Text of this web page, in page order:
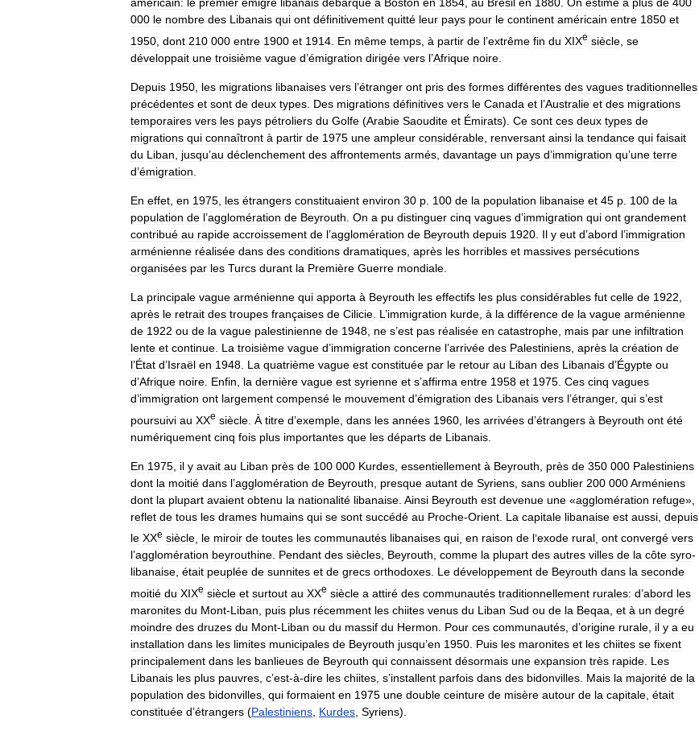
américain: le premier émigré libanais débarque à Boston en 1854, au Brésil en 1880. On estime à plus de 400
000 le nombre des Libanais qui ont définitivement quitté leur pays pour le continent américain entre 1850 et
1950 dont 210 000 entre 1900 et 1914 En même temps à partir de l’extrême fin du XIXe siècle se
développait une troisième vague d’émigration dirigée vers l’Afrique noire
Depuis 1950 les migrations libanaises vers l’étranger ont pris des formes différentes des vagues traditionnelles
précédentes et sont de deux types Des migrations définitives vers le Canada et l’Australie et des migrations
temporaires vers les pays pétroliers du Golfe (Arabie Saoudite et Émirats). Ce sont ces deux types de
migrations qui connaîtront à partir de 1975 une ampleur considérable renversant ainsi la tendance qui faisait
du Liban jusqu’au déclenchement des affrontements armés davantage un pays d’immigration qu’une terre
d’émigration
En effet en 1975 les étrangers constituaient environ 30 p 100 de la population libanaise et 45 p 100 de la
population de l’agglomération de Beyrouth On a pu distinguer cinq vagues d’immigration qui ont grandement
contribué au rapide accroissement de l’agglomération de Beyrouth depuis 1920 Il y eut d’abord l’immigration
arménienne réalisée dans des conditions dramatiques après les horribles et massives persécutions
organisées par les Turcs durant la Première Guerre mondiale
La principale vague arménienne qui apporta à Beyrouth les effectifs les plus considérables fut celle de 1922
après le retrait des troupes françaises de Cilicie L ’immigration kurde à la différence de la vague arménienne
de 1922 ou de la vague palestinienne de 1948 ne s’est pas réalisée en catastrophe mais par une infiltration
lente et continue La troisième vague d’immigration concerne l’arrivée des Palestiniens après la création de
l’État d’Israël en 1948 La quatrième vague est constituée par le retour au Liban des Libanais d’Égypte ou
d’Afrique noire Enfin la dernière vague est syrienne et s’affirma entre 1958 et 1975 Ces cinq vagues
d’immigration ont largement compensé le mouvement d’émigration des Libanais vers l’étranger, qui s’est
poursuivi au XXe siècle À titre d’exemple dans les années 1960 les arrivées d’étrangers à Beyrouth ont été
numériquement cinq fois plus importantes que les départs de Libanais
En 1975 il y avait au Liban près de 100 000 Kurdes essentiellement à Beyrouth près de 350 000 Palestiniens
dont la moitié dans l’agglomération de Beyrouth presque autant de Syriens sans oublier 200 000Arméniens
dont la plupart avaient obtenu la nationalité libanaise Ainsi Beyrouth est devenue une «agglomération refuge»,
reflet de tous les drames humains qui se sont succédé au Proche-Orient La capitale libanaise est aussi depuis
le XXe siècle le miroir de toutes les communautés libanaises qui en raison de l’exode rural ont convergé vers
l’agglomération beyrouthine. Pendant des siècles, Beyrouth, comme la plupart des autres villes de la côte syro-
libanaise, était peuplée de sunnites et de grecs orthodoxes. Le développement de Beyrouth dans la seconde
moitié du XIXe siècle et surtout au XXe siècle a attiré des communautés traditionnellement rurales: d’abord les
maronites du Mont-Liban puis plus récemment les chiites venus du Liban Sud ou de la Beqaa et à un degré
moindre des druzes du Mont-Liban ou du massif du Hermon Pour ces communautés d’origine rurale il y a eu
installation dans les limites municipales de Beyrouth jusqu’en 1950 Puis les maronites et les chiites se fixent
principalement dans les banlieues de Beyrouth qui connaissent désormais une expansion très rapide Les
Libanais les plus pauvres c’est-à-dire les chiites s’installent parfois dans des bidonvilles Mais la majorité de la
population des bidonvilles qui formaient en 1975 une double ceinture de misère autour de la capitale était
constituée d’étrangers (Palestiniens Kurdes Syriens).